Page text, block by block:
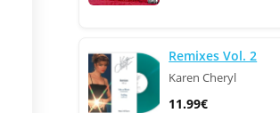
Remixes Vol. 2
Karen Cheryl
11.99€